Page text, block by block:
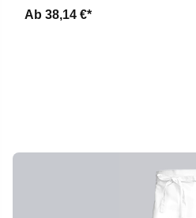
Ab 38,14 €*